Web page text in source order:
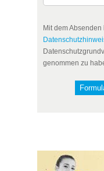
Mit dem
genommen zu